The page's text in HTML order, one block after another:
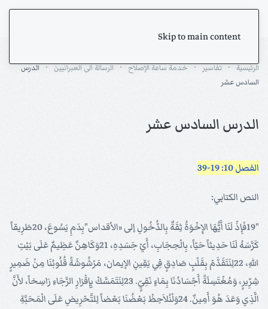
Skip to main content
الرئيسية تفاسير خدمة ساعة الإصلاح الرسالة الى العبرانيين
الدرس
السادس عشر
الدرس السادس عشر
الفصل 10: 19-39
النص الكتابي:
"19فَإِذْ لَنَا أَيُّهَا الإِخْوَةُ ثِقَةٌ بِالدُّخُولِ إلى «الأقداس"بِدَمِ يَسُوعَ، 20طَرِيقاً
كَرَّسَهُ لَنَا حَدِيثاً حَيّاً، بِالْحِجَابِ، أَيْ جَسَدِهِ، 21وَكَاهِنٌ عَظِيمٌ عَلَى بَيْتِ
اللهِ، 22لِنَتَقَدَّمْ بِقَلْبٍ صَادِقٍ فِي يَقِينِ الإيمان، مَرْشُوشَةً قُلُوبُنَا مِنْ ضَمِيرٍ
شِرِّيرٍ، وَمُغْتَسِلَةً أَجْسَادُنَا بِمَاءٍ نَقِيٍّ. 23لِنَتَمَسَّكْ بِإِقْرَارِ الرَّجَاءِ رَاسِخاً، لأَنَّ
الَّذِي وَعَدَ هُوَ أَمِينٌ. 24وَلْنُلاَحِظْ بَعْضُنَا بَعْضاً لِلتَّحْرِيضِ عَلَى الْمَحَبَّةِ